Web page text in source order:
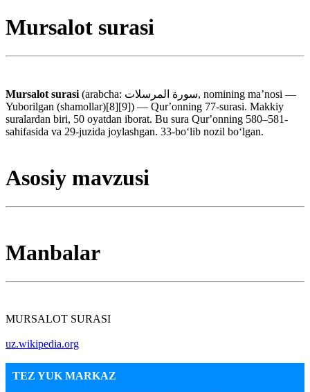
Mursalot surasi
Mursalot surasi (arabcha: سورة المرسلات, nomining maʼnosi —
Yuborilgan (shamollar)[8][9]) — Qurʼonning 77-surasi. Makkiy
suralardan biri, 50 oyatdan iborat. Bu sura Qurʼonning 580–581-
sahifasida va 29-juzida joylashgan. 33-boʻlib nozil boʻlgan.
Asosiy mavzusi
Manbalar
MURSALOT SURASI
uz.wikipedia.org
TEZ YUK MARKAZ